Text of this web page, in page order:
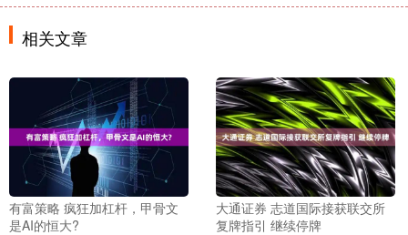
相关文章
有富策略 疯狂加杠杆，甲骨文
是AI的恒大?
大通证券 志道国际接获联交所
复牌指引 继续停牌